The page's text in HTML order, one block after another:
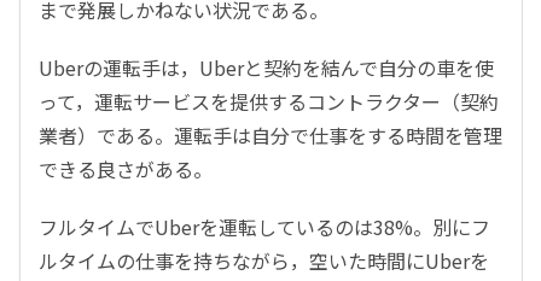
まで発展しかねない状況である。
Uberの運転手は，Uberと契約を結んで自分の車を使
って，運転サービスを提供するコントラクター（契約
業者）である。運転手は自分で仕事をする時間を管理
できる良さがある。
フルタイムでUberを運転しているのは38%。別にフ
ルタイムの仕事を持ちながら，空いた時間にUberを